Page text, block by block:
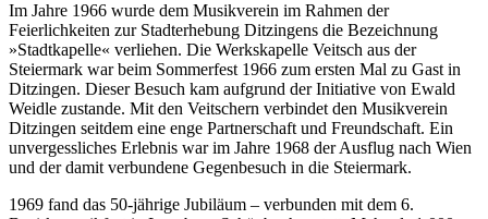
Im Jahre 1966 wurde dem Musikverein im Rahmen der
Feierlichkeiten zur Stadterhebung Ditzingens die Bezeichnung
»Stadtkapelle« verliehen. Die Werkskapelle Veitsch aus der
Steiermark war beim Sommerfest 1966 zum ersten Mal zu Gast in
Ditzingen. Dieser Besuch kam aufgrund der Initiative von Ewald
Weidle zustande. Mit den Veitschern verbindet den Musikverein
Ditzingen seitdem eine enge Partnerschaft und Freundschaft. Ein
unvergessliches Erlebnis war im Jahre 1968 der Ausflug nach Wien
und der damit verbundene Gegenbesuch in die Steiermark.
1969 fand das 50-jährige Jubiläum – verbunden mit dem 6.